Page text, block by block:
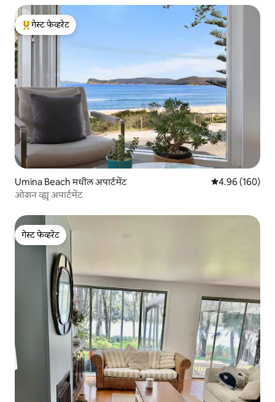
टॉप गेस्ट फेव्हरेट
गेस्ट फेव्हरेट
Umina Beach मधील अपार्टमेंट 5 पैकी 4.96
4.96 (160)
ओशन व्ह्यू अपार्टमेंट
गेस्ट फेव्हरेट
गेस्ट फेव्हरेट